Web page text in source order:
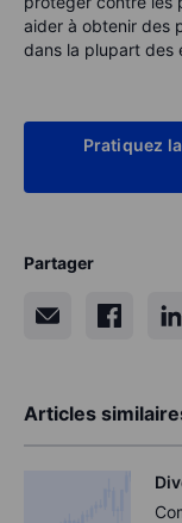
aider à obtenir des
dans la plupart des
Pratiquez
Partager
Articles